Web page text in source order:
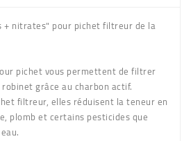
+ nitrates" pour pichet filtreur de la
pichet vous permettent de filtrer
grâce au charbon actif.
filtreur, elles réduisent la teneur en
plomb et certains pesticides que